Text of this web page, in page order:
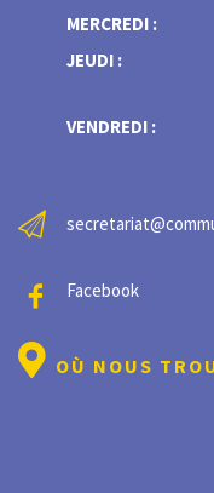
MERCREDI :
JEUDI :
VENDREDI :
Facebook
OÙ NOUS